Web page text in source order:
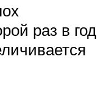
раз в год